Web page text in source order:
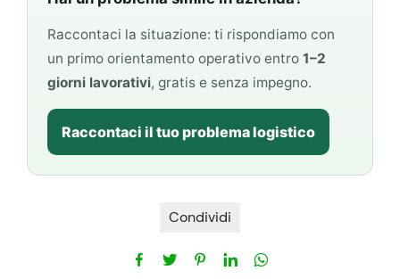
Raccontaci la situazione: ti rispondiamo con
un primo orientamento operativo entro1–2
giorni lavorativi, gratis e senza impegno.
Raccontaci il tuo problema logistico
Condividi